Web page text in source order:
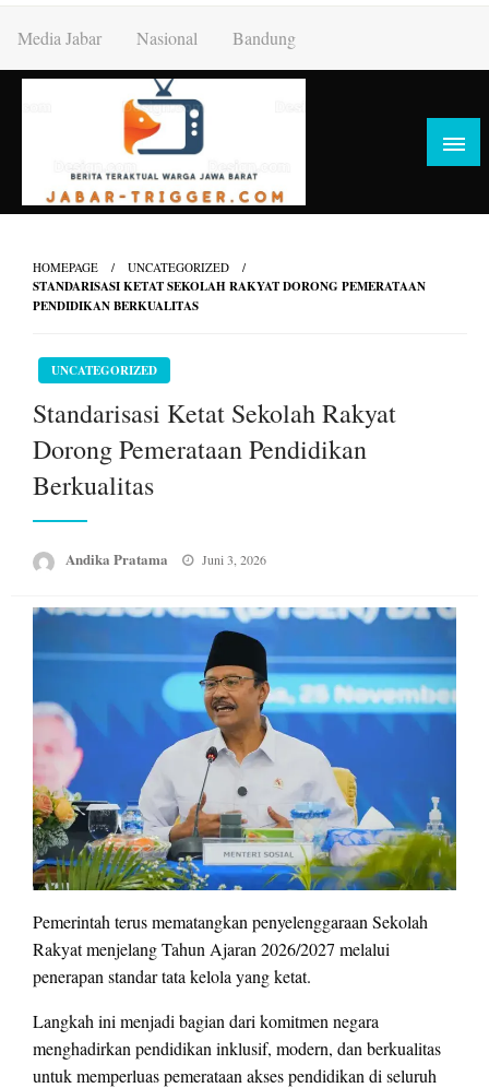
content
Media Jabar Nasional Bandung
HOMEPAGE UNCATEGORIZED
STANDARISASI KETAT SEKOLAH RAKYAT DORONG PEMERATAAN
PENDIDIKAN BERKUALITAS
UNCATEGORIZED
Standarisasi Ketat Sekolah Rakyat
Dorong Pemerataan Pendidikan
Berkualitas
Andika Pratama
Posted
Juni 3, 2026
Pemerintah terus mematangkan penyelenggaraan Sekolah
Rakyat menjelang Tahun Ajaran 2026/2027 melalui
penerapan standar tata kelola yang ketat.
Langkah ini menjadi bagian dari komitmen negara
menghadirkan pendidikan inklusif, modern, dan berkualitas
untuk memperluas pemerataan akses pendidikan di seluruh